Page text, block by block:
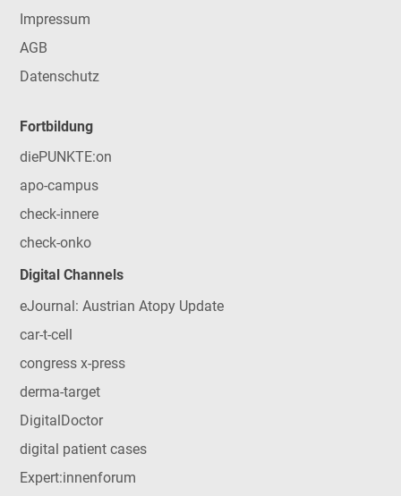
Impressum
AGB
Datenschutz
Fortbildung
diePUNKTE:on
apo-campus
check-innere
check-onko
Digital Channels
eJournal: Austrian Atopy Update
car-t-cell
congress x-press
derma-target
DigitalDoctor
digital patient cases
Expert:innenforum